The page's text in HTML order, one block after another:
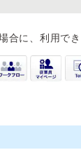
合に、利用で